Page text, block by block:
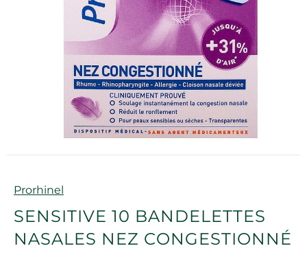
Marque
Prorhinel
SENSITIVE 10 BANDELETTES
NASALES NEZ CONGESTIONNÉ